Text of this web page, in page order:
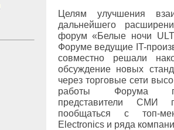
Целям улучшения
дальнейшего
форум «Белые ночи
Форуме ведущие IT-
совместно решали
обсуждение новых
через торговые сети
работы Форума
представители СМИ
пообщаться с топ-
Electronicsи ряда